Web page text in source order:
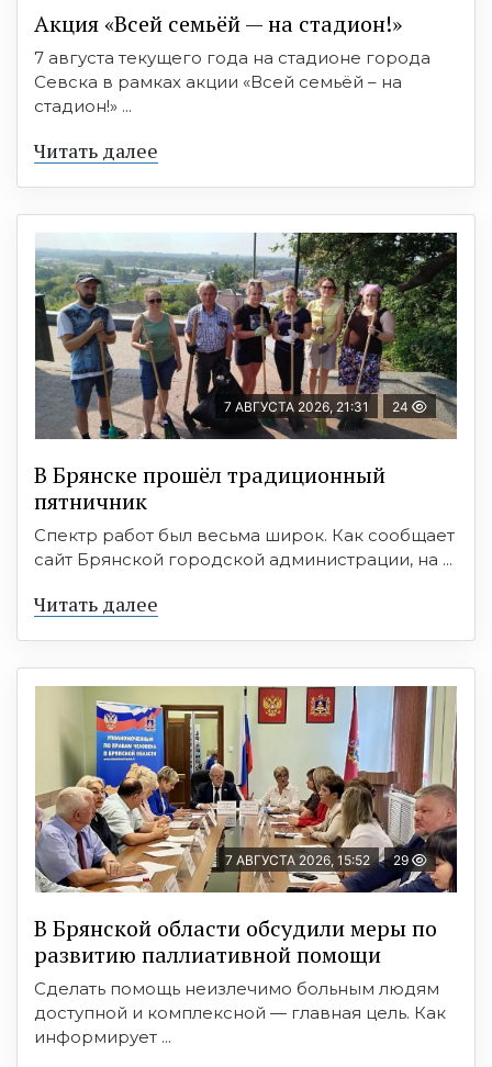
Акция «Всей семьёй — на стадион!»
7 августа текущего года на стадионе города
Севска в рамках акции «Всей семьёй – на
стадион!» ...
Читать далее
7 АВГУСТА 2026, 21:31 24
В Брянске прошёл традиционный
пятничник
Спектр работ был весьма широк. Как сообщает
сайт Брянской городской администрации, на ...
Читать далее
7 АВГУСТА 2026, 15:52 29
В Брянской области обсудили меры по
развитию паллиативной помощи
Сделать помощь неизлечимо больным людям
доступной и комплексной — главная цель. Как
информирует ...